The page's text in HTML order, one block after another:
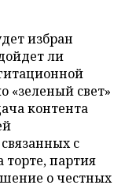
избран
ли
«зеленый свет»
контента
с
партия
о честных